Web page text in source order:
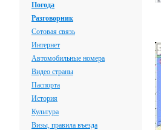
Погода
Разговорник
Сотовая связь
Интернет
Автомобильные номера
Видео страны
Паспорта
История
Культура
Визы, правила въезда